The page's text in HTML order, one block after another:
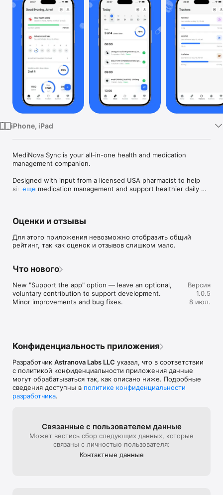
TV
iPhone, iPad
MediNova Sync is your all-in-one health and medication
management companion.
Designed with input from a licensed USA pharmacist to help
simplify medication management and support healthier daily
hydration, urine and bowel movements in one simple app.
Features
• Medication reminders and adherence tracking
• Blood pressure, glucose, temperature, and vitals tracking
• Water intake and hydration reminders
• Smoking, alcohol, and habit tracking
• Food and nutrition scanning
• Allergy alerts for gluten, soy, tree nuts, pork, meat, and more
• Barcode scanning for faster medication entry
French, Chinese, Japanese, Hindi, and more
• Secure cloud sync across devices
Premium Features
• Unlimited medication tracking
• Unlimited food scans
• Advanced health insights
• Smart adherence scoring
MediNova Sync helps individuals and families stay organized,
build healthier habits, and manage daily health routines with
Subscription required for premium features.
еще
Оценки и отзывы
Для этого приложения невозможно отобразить общий
рейтинг, так как оценок и отзывов слишком мало.
Что нового
New "Support the app" option — leave an optional,
voluntary contribution to support development.
Minor improvements and bug fixes.
Версия
1.0.5
8 июл.
Конфиденциальность приложения
Разработчик Astranova Labs LLC указал, что в соответствии
с политикой конфиденциальности приложения данные
могут обрабатываться так, как описано ниже. Подробные
сведения доступны в политике конфиденциальности
разработчика.
Связанные с пользова­телем данные
Может вестись сбор следующих данных, которые
связаны с личностью пользователя:
Контактные данные